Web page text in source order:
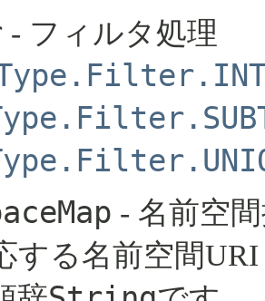
- フィルタ処理
- 名前空
する名前空間